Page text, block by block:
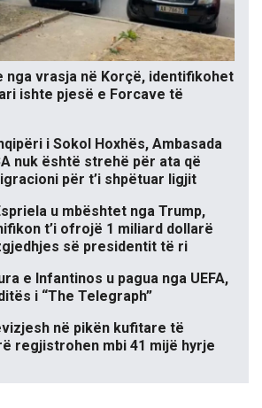
nga vrasja në Korçë, identifikohet
ishte pjesë e Forcave të
i Sokol Hoxhës, Ambasada
nuk është strehë për ata që
për t’i shpëtuar ligjit
u mbështet nga Trump,
t’i ofrojë 1 miliard dollarë
së presidentit të ri
e Infantinos u pagua nga UEFA,
i “The Telegraph”
në pikën kufitare të
regjistrohen mbi 41 mijë hyrje